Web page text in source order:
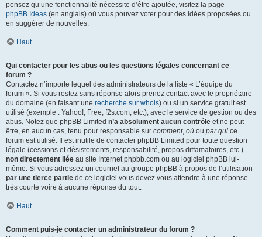
pensez qu’une fonctionnalité nécessite d’être ajoutée, visitez la page
phpBB Ideas (en anglais) où vous pouvez voter pour des idées proposées ou
en suggérer de nouvelles.
Haut
Qui contacter pour les abus ou les questions légales concernant ce
forum ?
Contactez n’importe lequel des administrateurs de la liste « L’équipe du
forum ». Si vous restez sans réponse alors prenez contact avec le propriétaire
du domaine (en faisant une recherche sur whois) ou si un service gratuit est
utilisé (exemple : Yahoo!, Free, f2s.com, etc.), avec le service de gestion ou des
abus. Notez que phpBB Limited n’a absolument aucun contrôle et ne peut
être, en aucun cas, tenu pour responsable sur comment, où ou par qui ce
forum est utilisé. Il est inutile de contacter phpBB Limited pour toute question
légale (cessions et désistements, responsabilité, propos diffamatoires, etc.)
non directement liée au site Internet phpbb.com ou au logiciel phpBB lui-
même. Si vous adressez un courriel au groupe phpBB à propos de l’utilisation
par une tierce partie de ce logiciel vous devez vous attendre à une réponse
très courte voire à aucune réponse du tout.
Haut
Comment puis-je contacter un administrateur du forum ?